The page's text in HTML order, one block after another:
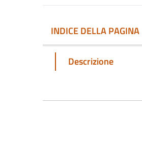
INDICE DELLA PAGINA
Descrizione